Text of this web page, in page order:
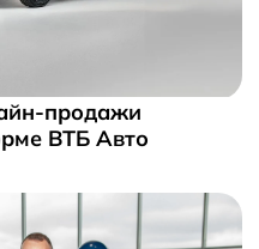
продажи
ВТБ Авто